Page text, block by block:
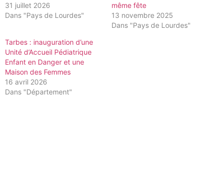
31 juillet 2026
Dans "Pays de Lourdes"
même fête
13 novembre 2025
Dans "Pays de Lourdes"
Tarbes : inauguration d’une
Unité d’Accueil Pédiatrique
Enfant en Danger et une
Maison des Femmes
16 avril 2026
Dans "Département"